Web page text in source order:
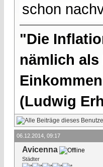
schon
"Die
nämlich als
(Ludwig
06.12.2014, 09:17
Avicenna
Städter